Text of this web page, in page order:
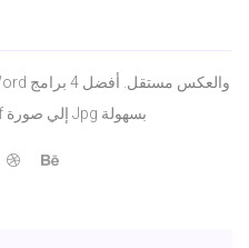
مجانية لتحويل ملف Pdf إلي صورة Jpg بسهولة